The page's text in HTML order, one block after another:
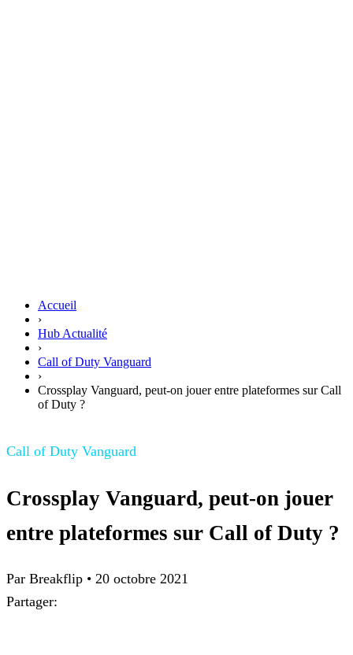
Accueil
›
Hub Actualité
›
Call of Duty Vanguard
›
Crossplay Vanguard, peut-on jouer entre plateformes sur Call
of Duty ?
Call of Duty Vanguard
Crossplay Vanguard, peut-on jouer
entre plateformes sur Call of Duty ?
Par Breakflip • 20 octobre 2021
Partager: